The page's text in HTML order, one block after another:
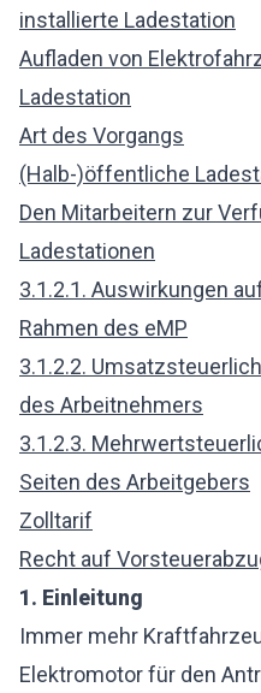
installierte Ladestation
Aufladen von
Ladestation
Art des Vorgangs
(Halb-)öffentliche
Den Mitarbeitern zur
Ladestationen
3.1.2.1. Auswirkungen
Rahmen des eMP
3.1.2.2.
des Arbeitnehmers
3.1.2.3.
Seiten des Arbeitgebers
Zolltarif
Recht auf
1. Einleitung
Immer mehr
Elektromotor für den